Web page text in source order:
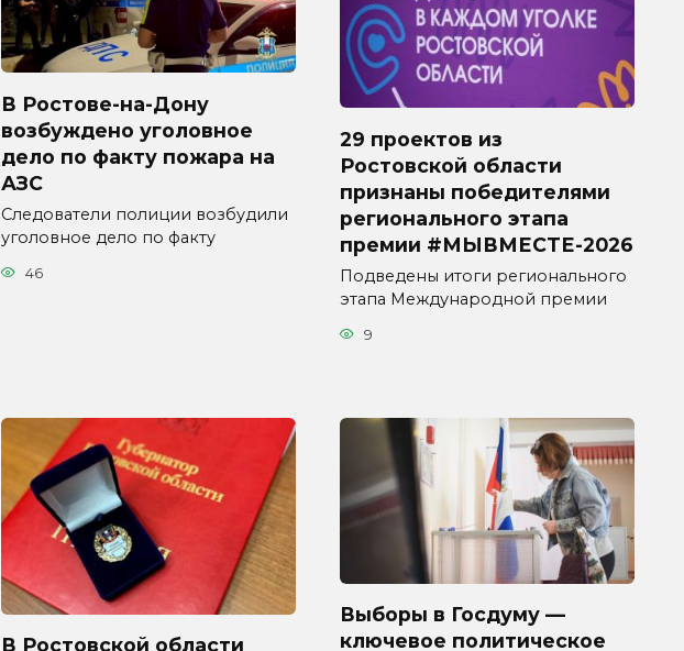
В Ростове-на-Дону
возбуждено уголовное
дело по факту пожара на
АЗС
Следователи полиции возбудили
уголовное дело по факту
46
29 проектов из
Ростовской области
признаны победителями
регионального этапа
премии #МЫВМЕСТЕ-2026
Подведены итоги регионального
этапа Международной премии
9
В Ростовской области
Выборы в Госдуму —
ключевое политическое